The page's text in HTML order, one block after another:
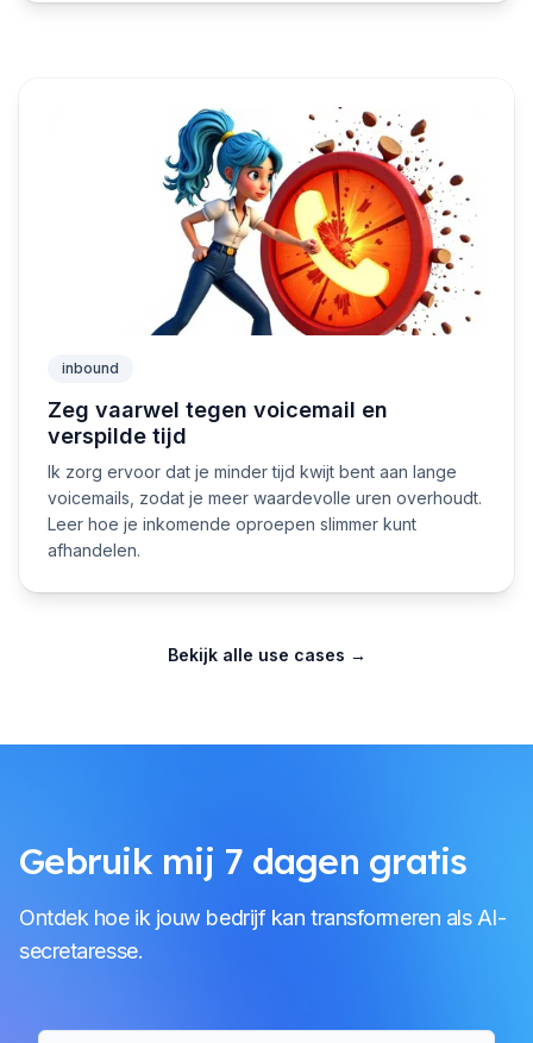
inbound
Zeg vaarwel tegen voicemail en
verspilde tijd
Ik zorg ervoor dat je minder tijd kwijt bent aan lange
voicemails, zodat je meer waardevolle uren overhoudt.
Leer hoe je inkomende oproepen slimmer kunt
afhandelen.
Bekijk alle use cases →
Gebruik mij 7 dagen gratis
Ontdek hoe ik jouw bedrijf kan transformeren als AI-
secretaresse.